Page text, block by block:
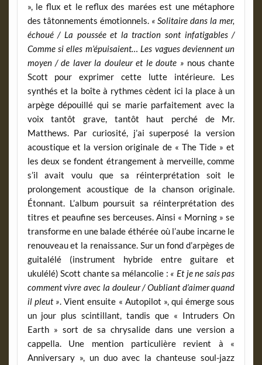
», le flux et le reflux des marées est une métaphore
des tâtonnements émotionnels. « Solitaire dans la mer,
échoué / La poussée et la traction sont infatigables /
Comme si elles m’épuisaient… Les vagues deviennent un
moyen / de laver la douleur et le doute » nous chante
Scott pour exprimer cette lutte intérieure. Les
synthés et la boîte à rythmes cèdent ici la place à un
arpège dépouillé qui se marie parfaitement avec la
voix tantôt grave, tantôt haut perché de Mr.
Matthews. Par curiosité, j’ai superposé la version
acoustique et la version originale de « The Tide » et
les deux se fondent étrangement à merveille, comme
s’il avait voulu que sa réinterprétation soit le
prolongement acoustique de la chanson originale.
Étonnant. L’album poursuit sa réinterprétation des
titres et peaufine ses berceuses. Ainsi « Morning » se
transforme en une balade éthérée où l’aube incarne le
renouveau et la renaissance. Sur un fond d’arpèges de
guitalélé (instrument hybride entre guitare et
ukulélé) Scott chante sa mélancolie : « Et je ne sais pas
comment vivre avec la douleur / Oubliant d’aimer quand
il pleut ». Vient ensuite « Autopilot », qui émerge sous
un jour plus scintillant, tandis que « Intruders On
Earth » sort de sa chrysalide dans une version a
cappella. Une mention particulière revient à «
Anniversary », un duo avec la chanteuse soul-jazz